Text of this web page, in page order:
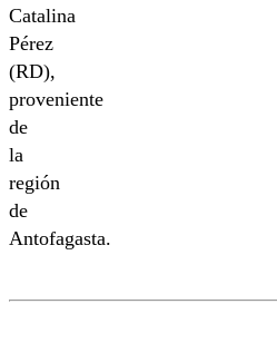
Catalina
Pérez
(RD),
proveniente
de
la
región
de
Antofagasta.